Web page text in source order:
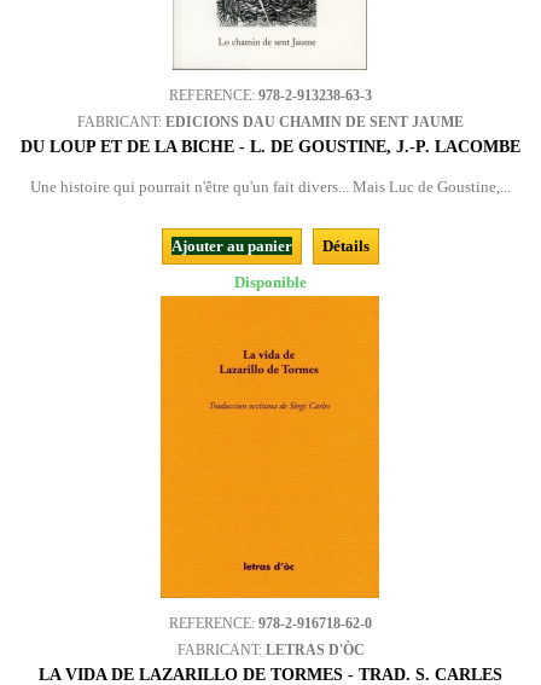
REFERENCE: 978-2-913238-63-3
FABRICANT: EDICIONS DAU CHAMIN DE SENT JAUME
DU LOUP ET DE LA BICHE - L. DE GOUSTINE, J.-P. LACOMBE
Une histoire qui pourrait n'être qu'un fait divers... Mais Luc de Goustine,...
Ajouter au panier
Détails
Disponible
REFERENCE: 978-2-916718-62-0
FABRICANT: LETRAS D'ÒC
LA VIDA DE LAZARILLO DE TORMES - TRAD. S. CARLES